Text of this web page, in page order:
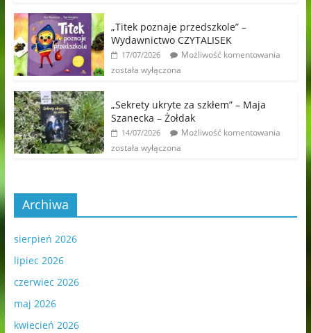
„Titek poznaje przedszkole” –
Wydawnictwo CZYTALISEK
17/07/2026
Możliwość komentowania
została wyłączona
„Sekrety ukryte za szkłem” – Maja
Szanecka – Żołdak
14/07/2026
Możliwość komentowania
została wyłączona
Archiwa
sierpień 2026
lipiec 2026
czerwiec 2026
maj 2026
kwiecień 2026